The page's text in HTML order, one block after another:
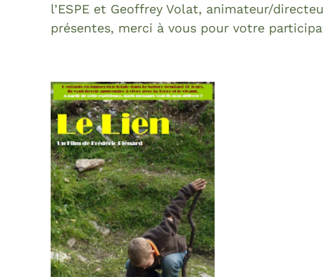
l’ESPE et Geoffrey Volat, animateur/
présentes, merci à vous pour votre